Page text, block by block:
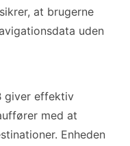
at brugerne
uden
giver effektiv
med at
Enheden